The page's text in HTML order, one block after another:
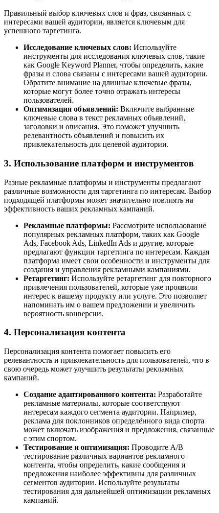
Правильный выбор ключевых слов и фраз, связанных с
интересами вашей аудитории, является ключевым для
успешного таргетинга.
Исследование ключевых слов: Используйте
инструменты для исследования ключевых слов, такие
как Google Keyword Planner, чтобы определить, какие
фразы и слова связаны с интересами вашей аудитории.
Обратите внимание на длинные ключевые фразы,
которые могут более точно отражать интересы
пользователей.
Оптимизация объявлений: Включите выбранные
ключевые слова в текст рекламных объявлений,
заголовки и описания. Это поможет улучшить
релевантность объявлений и повысить их
привлекательность для целевой аудитории.
3. Использование платформ и инструментов
Разные рекламные платформы и инструменты предлагают
различные возможности для таргетинга по интересам. Выбор
подходящей платформы может значительно повлиять на
эффективность ваших рекламных кампаний.
Рекламные платформы: Рассмотрите использование
популярных рекламных платформ, таких как Google
Ads, Facebook Ads, LinkedIn Ads и другие, которые
предлагают функции таргетинга по интересам. Каждая
платформа имеет свои особенности и инструменты для
создания и управления рекламными кампаниями.
Ретаргетинг: Используйте ретаргетинг для повторного
привлечения пользователей, которые уже проявили
интерес к вашему продукту или услуге. Это позволяет
напоминать им о вашем предложении и увеличить
вероятность конверсии.
4. Персонализация контента
Персонализация контента помогает повысить его
релевантность и привлекательность для пользователей, что в
свою очередь может улучшить результаты рекламных
кампаний.
Создание адаптированного контента: Разработайте
рекламные материалы, которые соответствуют
интересам каждого сегмента аудитории. Например,
реклама для поклонников определённого вида спорта
может включать изображения и предложения, связанные
с этим спортом.
Тестирование и оптимизация: Проводите A/B
тестирование различных вариантов рекламного
контента, чтобы определить, какие сообщения и
предложения наиболее эффективны для различных
сегментов аудитории. Используйте результаты
тестирования для дальнейшей оптимизации рекламных
кампаний.